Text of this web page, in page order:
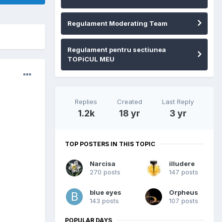
Regulament Moderating Team
Regulament pentru sectiunea
TOPiCUL MEU
Replies
1.2k
Created
18 yr
Last Reply
3 yr
TOP POSTERS IN THIS TOPIC
Narcisa
270 posts
illudere
147 posts
blue eyes
143 posts
Orpheus
107 posts
POPULAR DAYS